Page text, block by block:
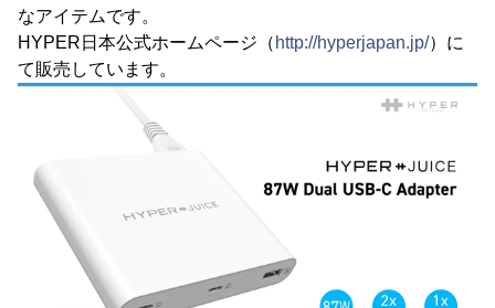
なアイテムです。
HYPER日本公式ホームページ（ http://hyperjapan.jp/）に
て販売しています。